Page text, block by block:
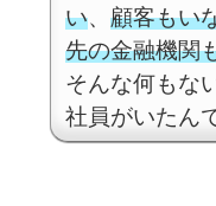
い、 顧客もい
先の金融機関
そんな何もな
社員がいたん